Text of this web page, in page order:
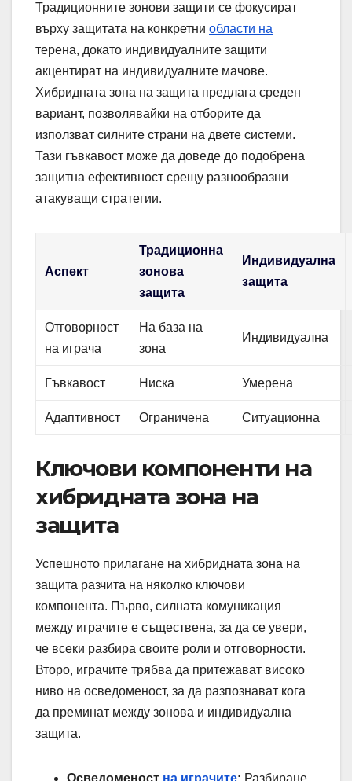
Традиционните зонови защити се фокусират
върху защитата на конкретни области на
терена, докато индивидуалните защити
акцентират на индивидуалните мачове.
Хибридната зона на защита предлага среден
вариант, позволявайки на отборите да
използват силните страни на двете системи.
Тази гъвкавост може да доведе до подобрена
защитна ефективност срещу разнообразни
атакуващи стратегии.
Аспект
Традиционна
зонова
защита
Индивидуална
защита
Отговорност
на играча
На база на
зона
Индивидуална
Гъвкавост Ниска Умерена
Адаптивност Ограничена Ситуационна
Ключови компоненти на
хибридната зона на
защита
Успешното прилагане на хибридната зона на
защита разчита на няколко ключови
компонента. Първо, силната комуникация
между играчите е съществена, за да се увери,
че всеки разбира своите роли и отговорности.
Второ, играчите трябва да притежават високо
ниво на осведоменост, за да разпознават кога
да преминат между зонова и индивидуална
защита.